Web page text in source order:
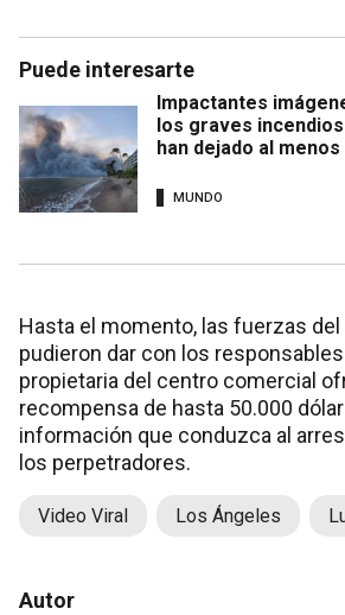
Puede interesarte
Impactantes
los graves
han dejado al
MUNDO
Hasta el momento, las fuerzas del
pudieron dar con los
propietaria del centro comercial
recompensa de hasta 50.000
información que conduzca al
los perpetradores.
Video Viral Los Ángeles
Autor